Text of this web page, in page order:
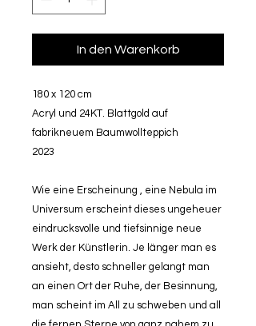
In den Warenkorb
180 x 120 cm
Acryl und 24KT. Blattgold auf
fabrikneuem Baumwollteppich
2023
Wie eine Erscheinung , eine Nebula im
Universum erscheint dieses ungeheuer
eindrucksvolle und tiefsinnige neue
Werk der Künstlerin. Je länger man es
ansieht, desto schneller gelangt man
an einen Ort der Ruhe, der Besinnung,
man scheint im All zu schweben und all